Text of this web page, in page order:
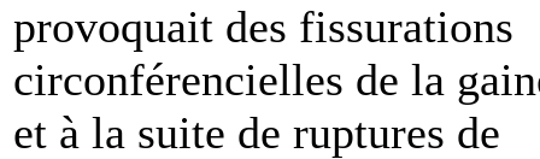
provoquait des fissurations
circonférencielles de la
et à la suite de ruptures de